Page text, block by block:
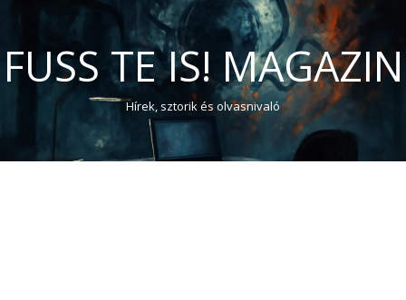
FUSS TE IS! MAGAZIN
Hírek, sztorik és olvasnivaló